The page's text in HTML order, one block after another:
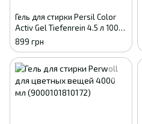
Гель для стирки Persil Color
Activ Gel Tiefenrein 4.5 л 100
циклов
899 грн